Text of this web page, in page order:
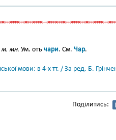
м. мн. Ум. отъ чари. См. Чар.
мови: в 4-х тт. / За ред. Б.
Поділитись: